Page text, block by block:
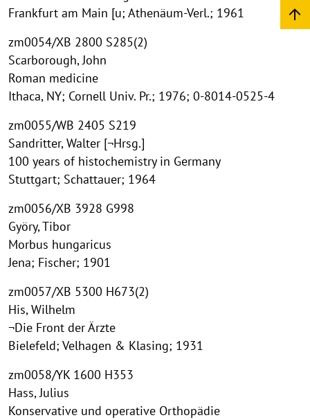
Frankfurt am Main [u; Athenäum-Verl.; 1961
zm0054/XB 2800 S285(2)
Scarborough, John
Roman medicine
Ithaca, NY; Cornell Univ. Pr.; 1976; 0-8014-0525-4
zm0055/WB 2405 S219
Sandritter, Walter [¬Hrsg.]
100 years of histochemistry in Germany
Stuttgart; Schattauer; 1964
zm0056/XB 3928 G998
Györy, Tibor
Morbus hungaricus
Jena; Fischer; 1901
zm0057/XB 5300 H673(2)
His, Wilhelm
¬Die Front der Ärzte
Bielefeld; Velhagen & Klasing; 1931
zm0058/YK 1600 H353
Hass, Julius
Konservative und operative Orthopädie